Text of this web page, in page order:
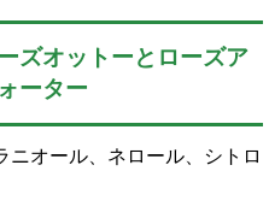
ズオットーとローズア
ーター
ニオール、ネロール、シトロ